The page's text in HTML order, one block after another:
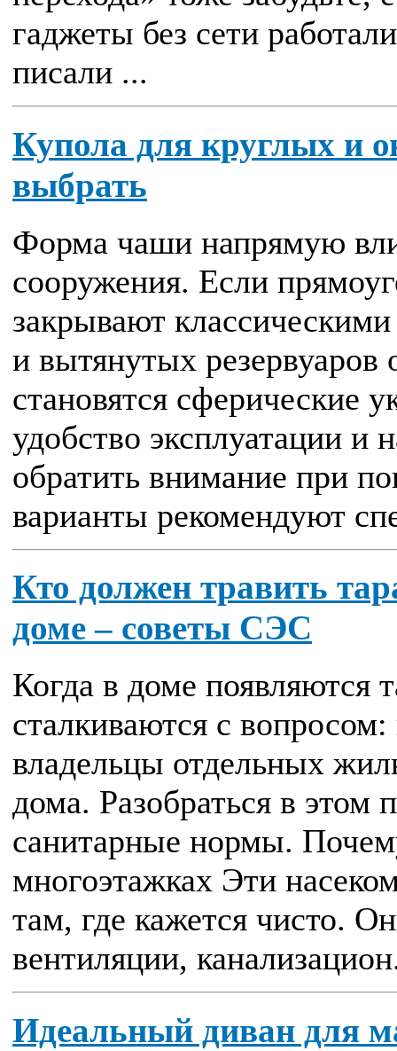
гаджеты без сети
писали ...
Купола для круглых и
выбрать
Форма чаши напрямую
сооружения. Если
закрывают
и вытянутых
становятся сферические
удобство эксплуатации и
обратить внимание при
варианты рекомендуют
Кто должен травить
доме – советы СЭС
Когда в доме появляются
сталкиваются с
владельцы отдельных
дома. Разобраться в этом
санитарные нормы.
многоэтажках Эти
там, где кажется чисто.
вентиляции,
Идеальный диван для